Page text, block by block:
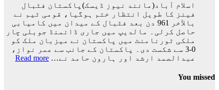
سے
باہر
ہوگئی
اسلام آباد(مانند نیوز ڈیسک)پاکستان فٹبال
فینز کا طویل انتظار ختم ہوگیا، قومی ٹیم نے
بالآخر 961 دن بعد فٹبال کے میدان میں کامیابی
حاصل کرلی۔ مالدیپ میں جاری ڈائمنڈ جوبلی چار
ملکی ٹورنامنٹ میں پاکستان نے میزبان ملک کو
0-3 سے شکست دی۔ پاکستان کے جانب سے عمر نواز،
عبدالصمد ارشد اور ہارون حامد نے… Read more
:
You missed